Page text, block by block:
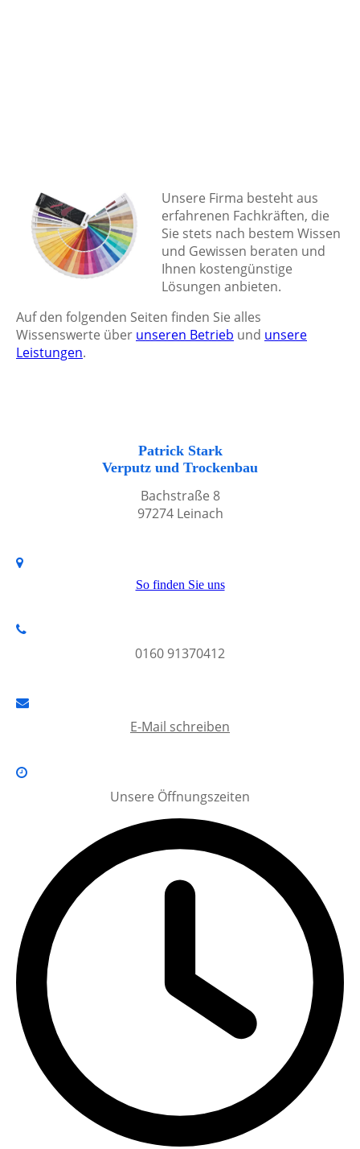
Unsere Firma besteht aus
erfahrenen Fachkräften, die
Sie stets nach bestem Wissen
und Gewissen beraten und
Ihnen kostengünstige
Lösungen anbieten.
Auf den folgenden Seiten finden Sie alles
Wissenswerte über unseren Betrieb und unsere
Leistungen.
Patrick Stark
Verputz und Trockenbau
Bachstraße 8
97274 Leinach
So finden Sie uns
0160 91370412
E-Mail schreiben
Unsere Öffnungszeiten